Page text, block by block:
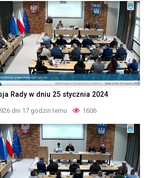
Rady w dniu 25 stycznia 2024
926 dni 17 godzin temu 1606